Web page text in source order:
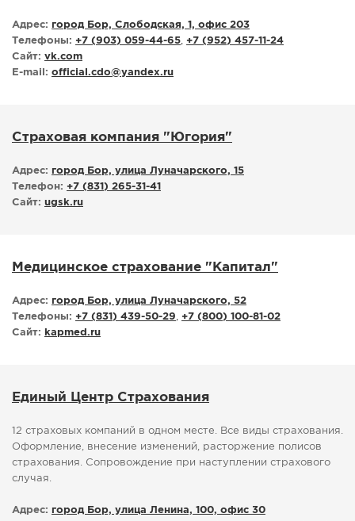
Адрес: город Бор, Слободская, 1, офис 203
Телефоны: +7 (903) 059-44-65, +7 (952) 457-11-24
Сайт: vk.com
E-mail: official.cdo@yandex.ru
Страховая компания "Югория"
Адрес: город Бор, улица Луначарского, 15
Телефон: +7 (831) 265-31-41
Сайт: ugsk.ru
Медицинское страхование "Капитал"
Адрес: город Бор, улица Луначарского, 52
Телефоны: +7 (831) 439-50-29, +7 (800) 100-81-02
Сайт:
kapmed.ru
Единый Центр Страхования
12 страховых компаний в одном месте. Все виды страхования.
Оформление, внесение изменений, расторжение полисов
страхования. Сопровождение при наступлении страхового
случая.
Адрес: город Бор, улица Ленина, 100, офис 30